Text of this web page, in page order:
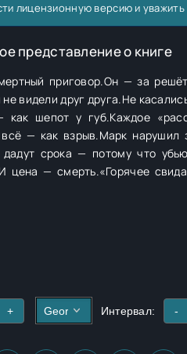
лицензионную версию и уважить
представление о книге
приговор.Он — за
видели друг друга.Не
как шепот у губ.Каждое
— как взрыв.Марк
срока — потому что
цена — смерть.«Горячее
чтобы жить — нужно
+ Интервал: -